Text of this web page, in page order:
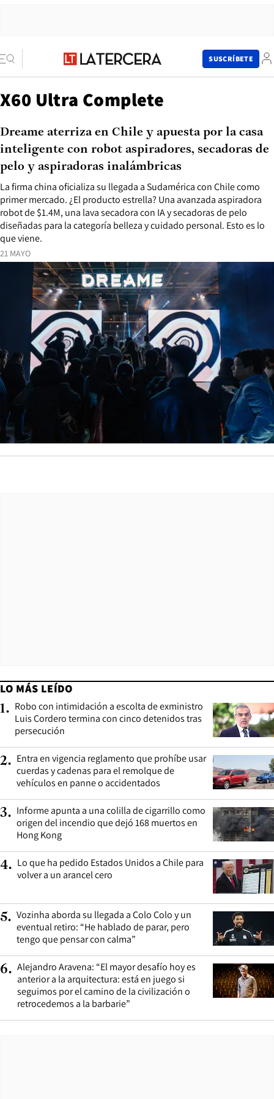
SUSCRÍBETE
X60 Ultra Complete
21 MAYO
La firma china oficializa su llegada a Sudamérica con Chile como
primer mercado. ¿El producto estrella? Una avanzada aspiradora
robot de $1.4M, una lava secadora con IA y secadoras de pelo
diseñadas para la categoría belleza y cuidado personal. Esto es lo
que viene.
Dreame aterriza en Chile y apuesta por la casa
inteligente con robot aspiradores, secadoras de
pelo y aspiradoras inalámbricas
LO MÁS LEÍDO
1. Robo con intimidación a escolta de exministro
Luis Cordero termina con cinco detenidos tras
persecución
2. Entra en vigencia reglamento que prohíbe usar
cuerdas y cadenas para el remolque de
vehículos en panne o accidentados
3. Informe apunta a una colilla de cigarrillo como
origen del incendio que dejó 168 muertos en
Hong Kong
4. Lo que ha pedido Estados Unidos a Chile para
volver a un arancel cero
5. Vozinha aborda su llegada a Colo Colo y un
eventual retiro: “He hablado de parar, pero
tengo que pensar con calma”
6. Alejandro Aravena: “El mayor desafío hoy es
anterior a la arquitectura: está en juego si
seguimos por el camino de la civilización o
retrocedemos a la barbarie”